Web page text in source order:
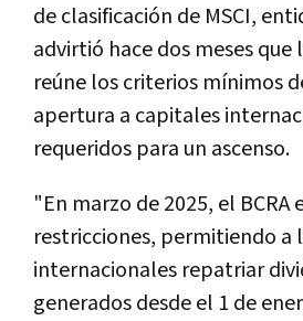
de clasificación de MSCI,
advirtió hace dos meses que
reúne los criterios mínimos
apertura a capitales
requeridos para un ascenso.
"En marzo de 2025, el BCRA
restricciones, permitiendo a
internacionales repatriar
generados desde el 1 de